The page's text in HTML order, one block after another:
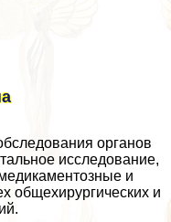
органов
исследование,
и
общехирургических и